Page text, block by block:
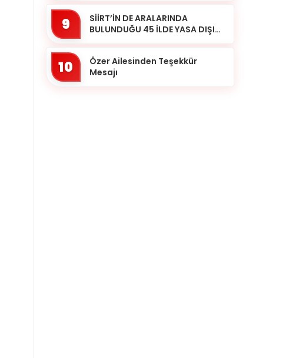
9
SİİRT’İN DE ARALARINDA
BULUNDUĞU 45 İLDE YASA DIŞI
10
Özer Ailesinden Teşekkür
Mesajı